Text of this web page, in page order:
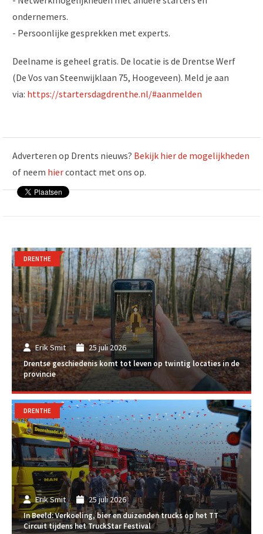
ondernemers.
- Persoonlijke gesprekken met experts.
Deelname is geheel gratis. De locatie is de Drentse Werf
(De Vos van Steenwijklaan 75, Hoogeveen). Meld je aan
via: https://startersdagdrenthe.nl/#aanmelden
Adverteren op Drents nieuws? Bekijk hier de mogelijkheden
of neem hiercontact met ons op.
Erik Smit 25 juli 2026
Drentse geschiedenis komt tot leven op twintig locaties in de
provincie
DRENTHE
Erik Smit 25 juli 2026
In Beeld: Verkoeling, bier en duizenden trucks op het TT
Circuit tijdens het TruckStar Festival
DRENTHE